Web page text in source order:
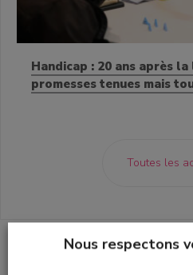
Handicap : 20 ans après
promesses tenues mais
Toutes les
Nous respectons